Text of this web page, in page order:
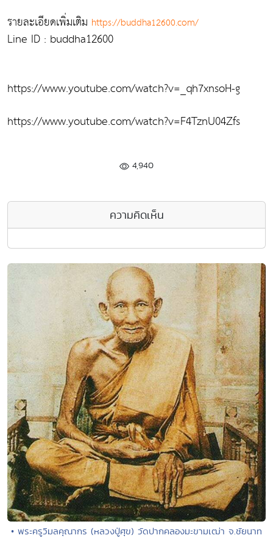
รายละเอียดเพิ่มเติม https://buddha12600.com/
Line ID : buddha12600
https://www.youtube.com/watch?v=_qh7xnsoH-g
https://www.youtube.com/watch?v=F4TznU04Zfs
4,940
ความคิดเห็น
• พระครูวิมลคุณากร (หลวงปู่ศุข) วัดปากคลองมะขามเฒ่า จ.ชัยนาท